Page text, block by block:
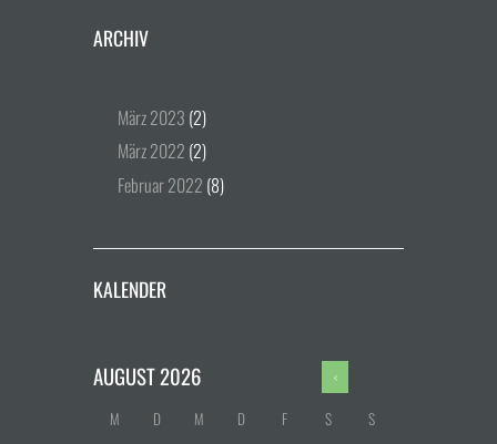
ARCHIV
März2023 (2)
März2022 (2)
Februar2022 (8)
KALENDER
AUGUST2026
M D M D F S S